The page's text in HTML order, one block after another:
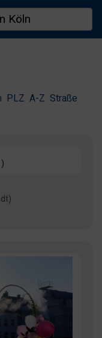
PLZ A-Z Straße